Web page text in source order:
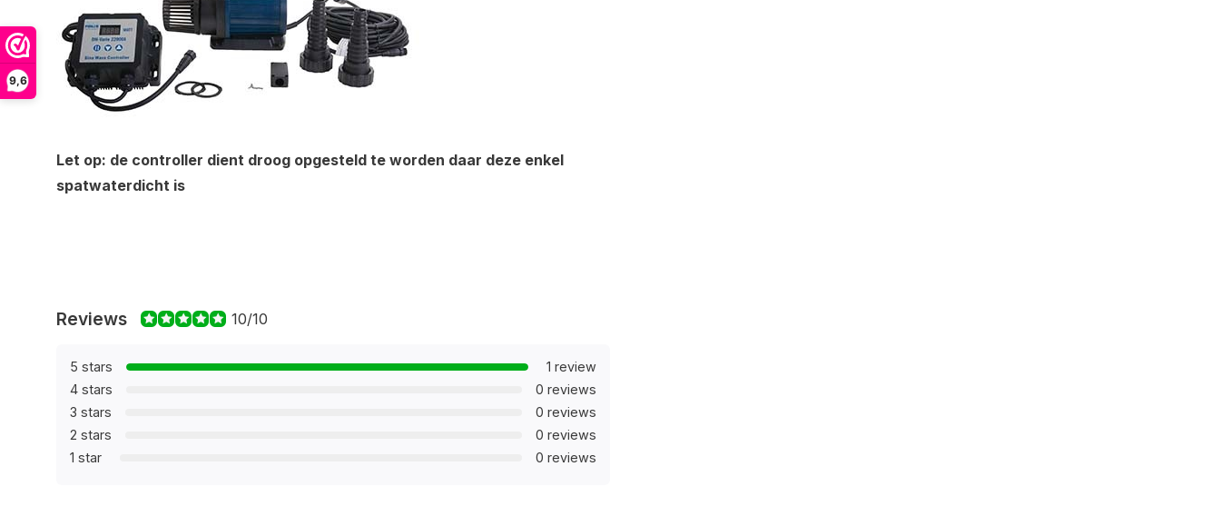
9,6
Let op: de controller dient droog opgesteld te worden daar deze enkel
spatwaterdicht is
Reviews 10/10
5 stars
1 review
4 stars
0 reviews
3 stars
0 reviews
2 stars
0 reviews
1 star
0 reviews